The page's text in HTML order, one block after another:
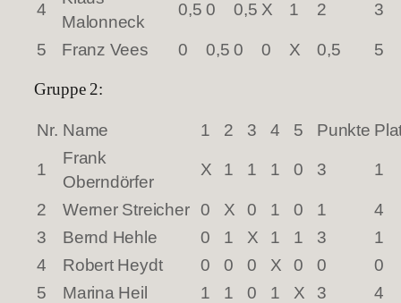
4
Malonneck
0,5 0 0,5 X 1 2 3
5 Franz Vees 0 0,5 0 0 X 0,5 5
Gruppe 2:
Nr. Name 1 2 3 4 5 Punkte
1
Frank
Oberndörfer
X 1 1 1 0 3 1
2 Werner Streicher 0 X 0 1 0 1
4
3
Bernd Hehle 0 1 X 1 1 3
1
4
Robert Heydt 0 0 0 X 0 0
0
5
Marina Heil 1 1 0 1 X 3 4